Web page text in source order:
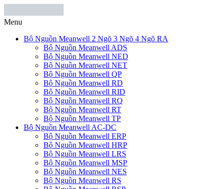
Menu
Bộ Nguồn Meanwell 2 Ngõ 3 Ngõ 4 Ngõ RA
Bộ Nguồn Meanwell ADS
Bộ Nguồn Meanwell NED
Bộ Nguồn Meanwell NET
Bộ Nguồn Meanwell QP
Bộ Nguồn Meanwell RD
Bộ Nguồn Meanwell RID
Bộ Nguồn Meanwell RQ
Bộ Nguồn Meanwell RT
Bộ Nguồn Meanwell TP
Bộ Nguồn Meanwell AC-DC
Bộ Nguồn Meanwell ERP
Bộ Nguồn Meanwell HRP
Bộ Nguồn Meanwell LRS
Bộ Nguồn Meanwell MSP
Bộ Nguồn Meanwell NES
Bộ Nguồn Meanwell RS